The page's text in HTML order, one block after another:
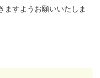
ますようお願いいたしま